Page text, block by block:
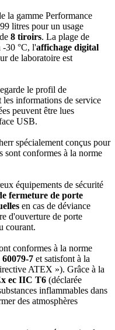
la gamme Performance
litres pour un usage
8 tiroirs. La plage de
-30 °C, l'affichage digital
de laboratoire est
le profil de
les informations de service
peuvent être lues
USB.
spécialement conçus pour
sont conformes à la norme
équipements de sécurité
fermeture de porte
en cas de déviance
d'ouverture de porte
courant.
conformes à la norme
7 et satisfont à la
ATEX »). Grâce à la
ec IIC T6 (déclarée
inflammables dans
des atmosphères